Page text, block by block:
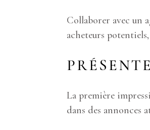
Collaborer avec un
acheteurs
La première
dans des annonces